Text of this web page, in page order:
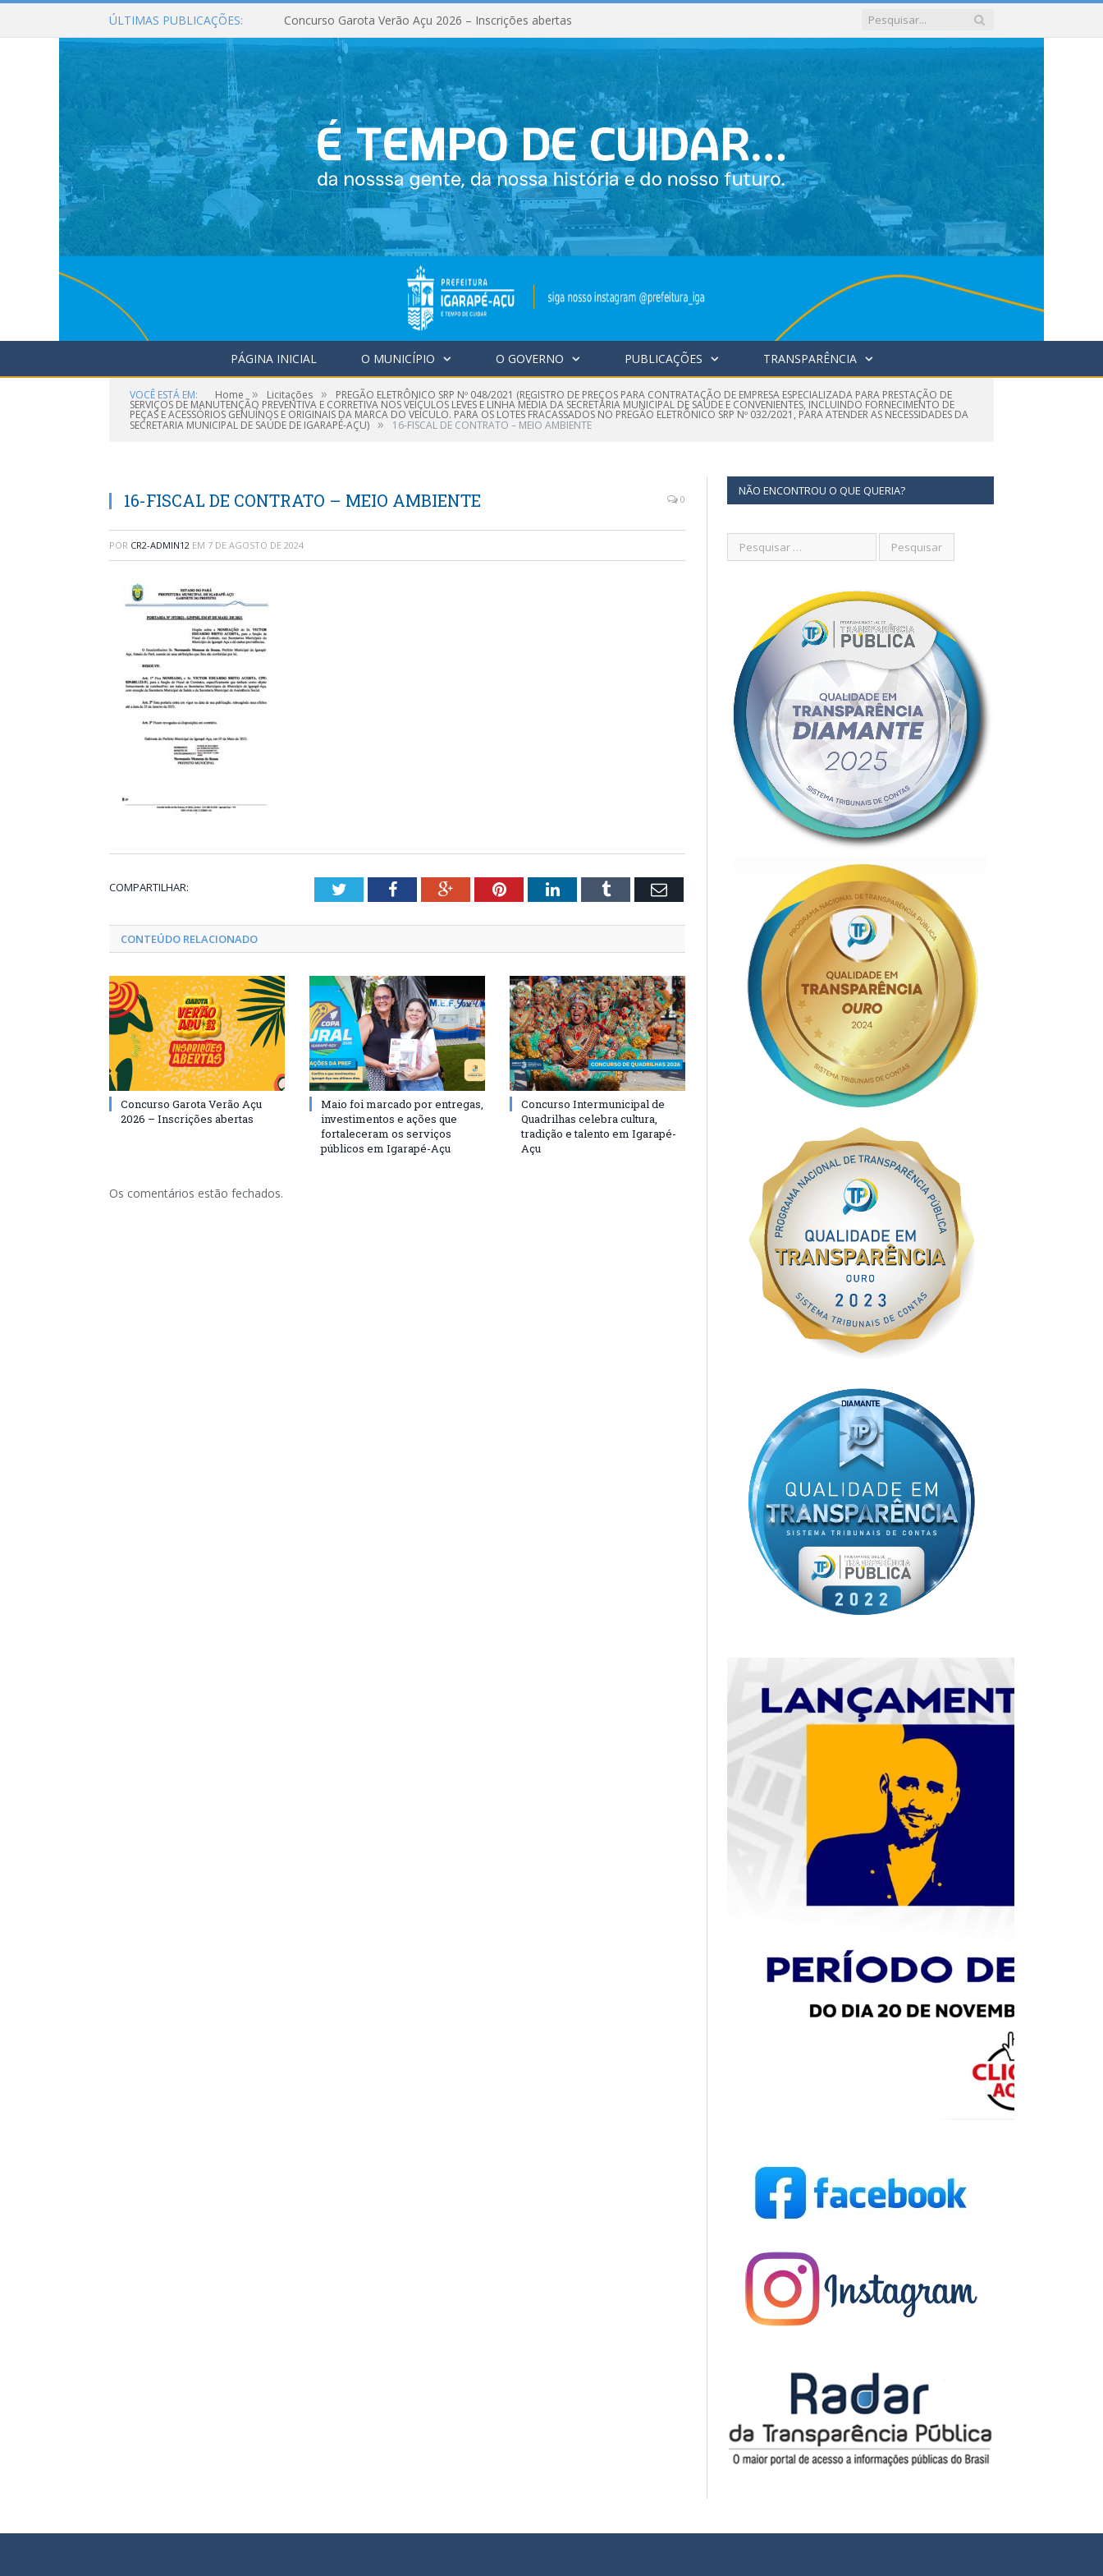
ÚLTIMAS PUBLICAÇÕES: Concurso Garota Verão Açu 2026 – Inscrições abertas
PÁGINA INICIAL O MUNICÍPIO O GOVERNO PUBLICAÇÕES TRANSPARÊNCIA
VOCÊ ESTÁ EM: Home » Licitações » PREGÃO ELETRÔNICO SRP Nº 048/2021 (REGISTRO DE PREÇOS PARA CONTRATAÇÃO DE EMPRESA ESPECIALIZADA PARA PRESTAÇÃO DE
SERVIÇOS DE MANUTENÇÃO PREVENTIVA E CORRETIVA NOS VEÍCULOS LEVES E LINHA MÉDIA DA SECRETARIA MUNICIPAL DE SAÚDE E CONVENIENTES, INCLUINDO FORNECIMENTO DE
PEÇAS E ACESSÓRIOS GENUÍNOS E ORIGINAIS DA MARCA DO VEÍCULO. PARA OS LOTES FRACASSADOS NO PREGÃO ELETRÔNICO SRP Nº 032/2021, PARA ATENDER AS NECESSIDADES DA
SECRETARIA MUNICIPAL DE SAÚDE DE IGARAPÉ-AÇU) » 16-FISCAL DE CONTRATO – MEIO AMBIENTE
16-FISCAL DE CONTRATO – MEIO AMBIENTE 0
POR CR2-ADMIN12 EM 7 DE AGOSTO DE 2024
COMPARTILHAR: TwitterFacebookGoogle+PinterestLinkedInTumblr Email
CONTEÚDO RELACIONADO
Concurso Garota Verão Açu
2026 – Inscrições abertas
Maio foi marcado por entregas,
investimentos e ações que
fortaleceram os serviços
públicos em Igarapé-Açu
Concurso Intermunicipal de
Quadrilhas celebra cultura,
tradição e talento em Igarapé-
Açu
Os comentários estão fechados.
NÃO ENCONTROU O QUE QUERIA?